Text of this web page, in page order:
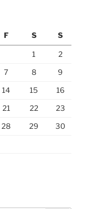
F S S
1 2
7 8 9
14 15 16
21 22 23
28 29 30